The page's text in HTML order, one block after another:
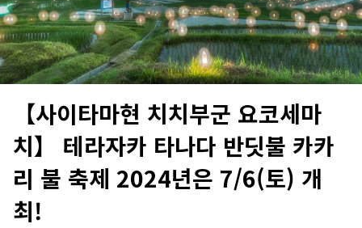
【사이타마현 치치부군 요코세마
치】 테라자카 타나다 반딧불 카카
리 불 축제 2024년은 7/6(토) 개
최!